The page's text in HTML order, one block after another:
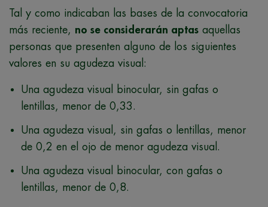
Tal y como indicaban las bases de la convocatoria
más reciente, no se considerarán aptas aquellas
personas que presenten alguno de los siguientes
valores en su agudeza visual:
Una agudeza visual binocular, sin gafas o
lentillas, menor de 0,33.
Una agudeza visual, sin gafas o lentillas, menor
de 0,2 en el ojo de menor agudeza visual.
Una agudeza visual binocular, con gafas o
lentillas, menor de 0,8.